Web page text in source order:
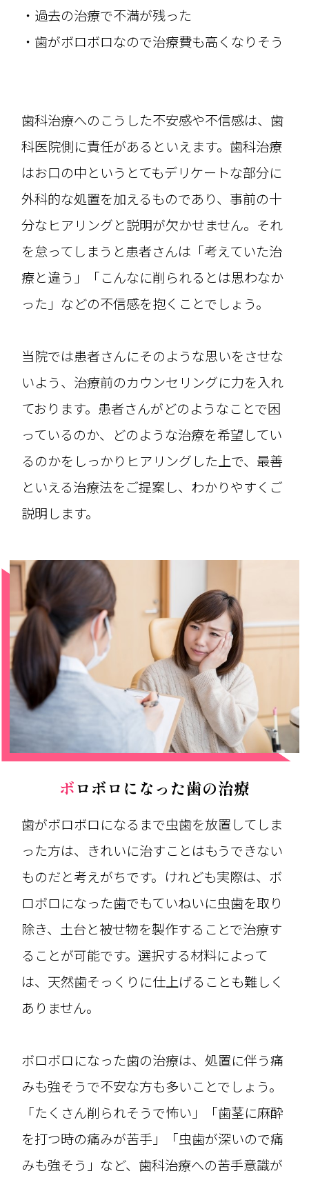
・過去の治療で不満が残った
・歯がボロボロなので治療費も高くなりそう
歯科治療へのこうした不安感や不信感は、歯
科医院側に責任があるといえます。歯科治療
はお口の中というとてもデリケートな部分に
外科的な処置を加えるものであり、事前の十
分なヒアリングと説明が欠かせません。それ
を怠ってしまうと患者さんは「考えていた治
療と違う」「こんなに削られるとは思わなか
った」などの不信感を抱くことでしょう。
当院では患者さんにそのような思いをさせな
いよう、治療前のカウンセリングに力を入れ
ております。患者さんがどのようなことで困
っているのか、どのような治療を希望してい
るのかをしっかりヒアリングした上で、最善
といえる治療法をご提案し、わかりやすくご
説明します。
ボロボロになった歯の治療
歯がボロボロになるまで虫歯を放置してしま
った方は、きれいに治すことはもうできない
ものだと考えがちです。けれども実際は、ボ
ロボロになった歯でもていねいに虫歯を取り
除き、土台と被せ物を製作することで治療す
ることが可能です。選択する材料によって
は、天然歯そっくりに仕上げることも難しく
ありません。
ボロボロになった歯の治療は、処置に伴う痛
みも強そうで不安な方も多いことでしょう。
「たくさん削られそうで怖い」「歯茎に麻酔
を打つ時の痛みが苦手」「虫歯が深いので痛
みも強そう」など、歯科治療への苦手意識が